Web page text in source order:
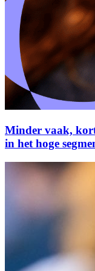
Minder vaak,
in het hoge